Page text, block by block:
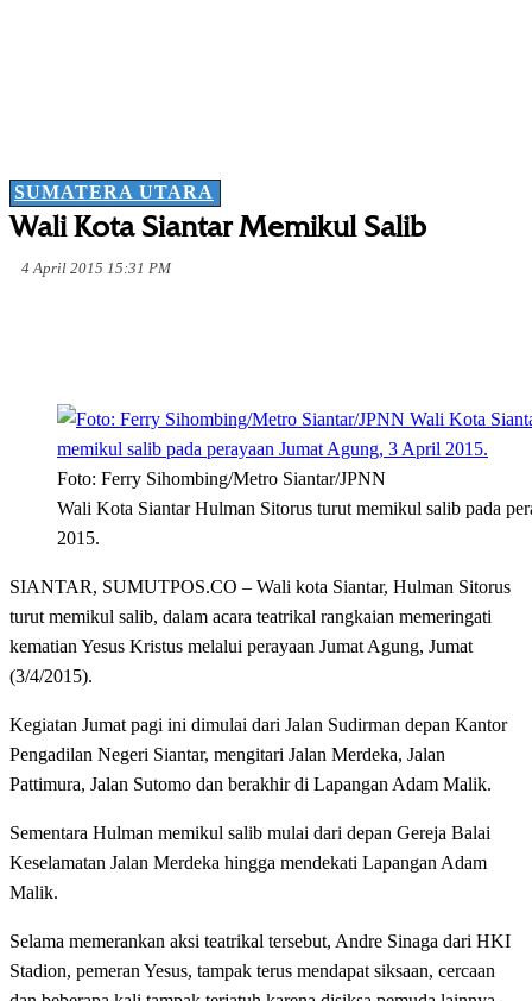
SUMATERA UTARA
Wali Kota Siantar Memikul Salib
4 April 2015 15:31 PM
Foto: Ferry Sihombing/Metro Siantar/JPNN
Wali Kota Siantar Hulman Sitorus turut memikul salib pada
2015.
SIANTAR, SUMUTPOS.CO – Wali kota Siantar, Hulman Sitorus
turut memikul salib, dalam acara teatrikal rangkaian memeringati
kematian Yesus Kristus melalui perayaan Jumat Agung, Jumat
(3/4/2015).
Kegiatan Jumat pagi ini dimulai dari Jalan Sudirman depan Kantor
Pengadilan Negeri Siantar, mengitari Jalan Merdeka, Jalan
Pattimura, Jalan Sutomo dan berakhir di Lapangan Adam Malik.
Sementara Hulman memikul salib mulai dari depan Gereja Balai
Keselamatan Jalan Merdeka hingga mendekati Lapangan Adam
Malik.
Selama memerankan aksi teatrikal tersebut, Andre Sinaga dari HKI
Stadion, pemeran Yesus, tampak terus mendapat siksaan, cercaan